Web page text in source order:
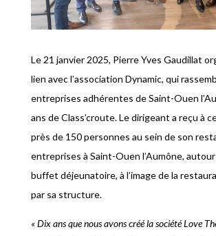
Le 21 janvier 2025, Pierre Yves Gaudillat
lien avec l’association Dynamic, qui
entreprises adhérentes de Saint-Ouen
ans de Class’croute. Le dirigeant a reçu à
près de 150 personnes au sein de son
entreprises à Saint-Ouen l’Aumône, autour
buffet déjeunatoire, à l’image de la
par sa structure.
« Dix ans que nous avons créé la société Love